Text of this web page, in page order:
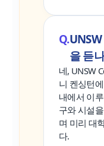
을 듣
네, UNSW
니 켄싱턴
내에서 이
구와 시설
며 미리 대
다.